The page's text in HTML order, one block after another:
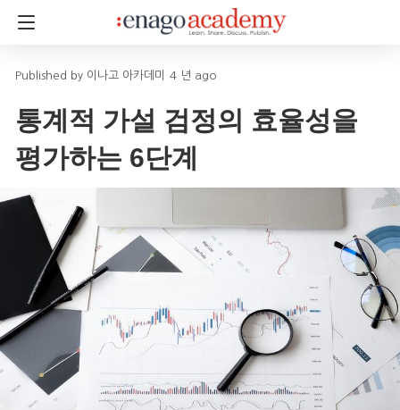
이나고 아카데미 4 년 ago
통계적 가설 검정의 효율성을
평가하는 6단계